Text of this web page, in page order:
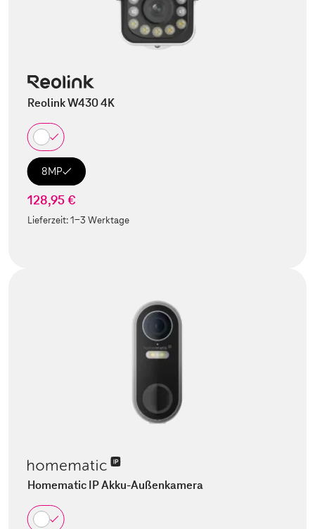
Reolink W430 4K
8MP
128,95 €
Lieferzeit:1-3 Werktage
Homematic IP Akku-Außenkamera